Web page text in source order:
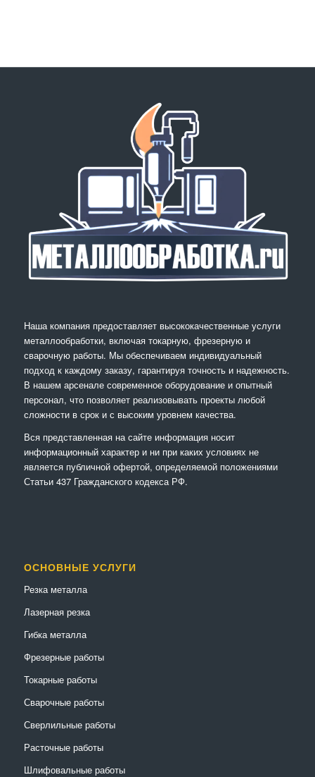
Наша компания предоставляет высококачественные услуги
металлообработки, включая токарную, фрезерную и
сварочную работы. Мы обеспечиваем индивидуальный
подход к каждому заказу, гарантируя точность и надежность.
В нашем арсенале современное оборудование и опытный
персонал, что позволяет реализовывать проекты любой
сложности в срок и с высоким уровнем качества.
Вся представленная на сайте информация носит
информационный характер и ни при каких условиях не
является публичной офертой, определяемой положениями
Статьи 437 Гражданского кодекса РФ.
ОСНОВНЫЕ УСЛУГИ
Резка металла
Лазерная резка
Гибка металла
Фрезерные работы
Токарные работы
Сварочные работы
Сверлильные работы
Расточные работы
Шлифовальные работы